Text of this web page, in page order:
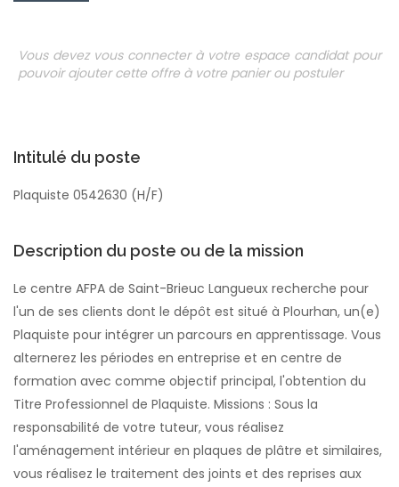
Vous devez vous connecter à votre espace candidat pour
pouvoir ajouter cette offre à votre panier ou postuler
Intitulé du poste
Plaquiste 0542630 (H/F)
Description du poste ou de la mission
Le centre AFPA de Saint-Brieuc Langueux recherche pour
l'un de ses clients dont le dépôt est situé à Plourhan, un(e)
Plaquiste pour intégrer un parcours en apprentissage. Vous
alternerez les périodes en entreprise et en centre de
formation avec comme objectif principal, l'obtention du
Titre Professionnel de Plaquiste. Missions : Sous la
responsabilité de votre tuteur, vous réalisez
l'aménagement intérieur en plaques de plâtre et similaires,
vous réalisez le traitement des joints et des reprises aux